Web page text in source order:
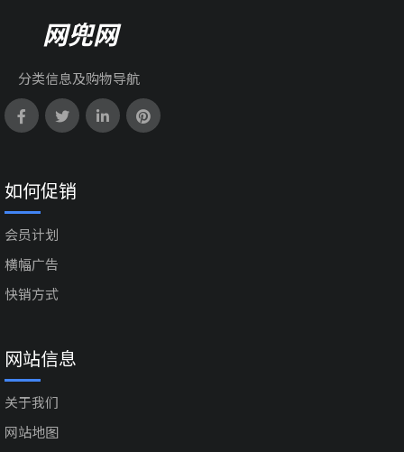
网兜网
分类信息及购物导航
如何促销
会员计划
横幅广告
快销方式
网站信息
关于我们
网站地图